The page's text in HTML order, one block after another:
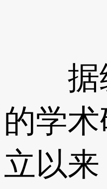
据统
的学
立以